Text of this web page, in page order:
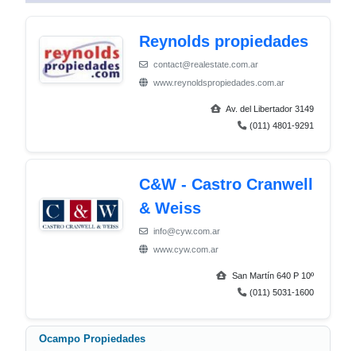
Reynolds propiedades
contact@realestate.com.ar
www.reynoldspropiedades.com.ar
Av. del Libertador 3149
(011) 4801-9291
C&W - Castro Cranwell
& Weiss
info@cyw.com.ar
www.cyw.com.ar
San Martín 640 P 10º
(011) 5031-1600
Ocampo Propiedades